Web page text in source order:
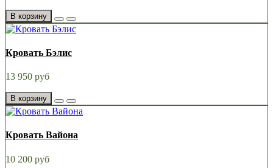
В корзину
Кровать Бэлис
13 950 руб
В корзину
Кровать Вайона
10 200 руб